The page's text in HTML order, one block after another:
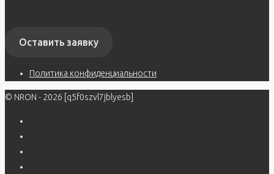
Оставить заявку
Политика конфиденциальности
© NRON - 2026 [q5f0szvl7jblyesb]